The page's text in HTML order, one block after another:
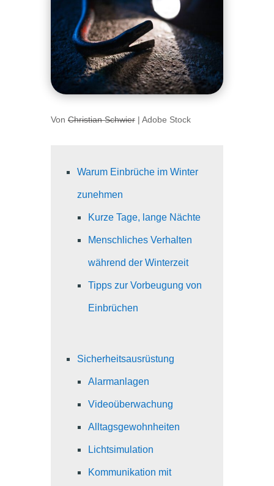
Von Christian Schwier| Adobe Stock
Warum Einbrüche im Winter
zunehmen
Kurze Tage, lange Nächte
Menschliches Verhalten
während der Winterzeit
Tipps zur Vorbeugung von
Einbrüchen
Sicherheitsausrüstung
Alarmanlagen
Videoüberwachung
Alltagsgewohnheiten
Lichtsimulation
Kommunikation mit